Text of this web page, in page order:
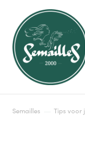
Semailles Tips voor